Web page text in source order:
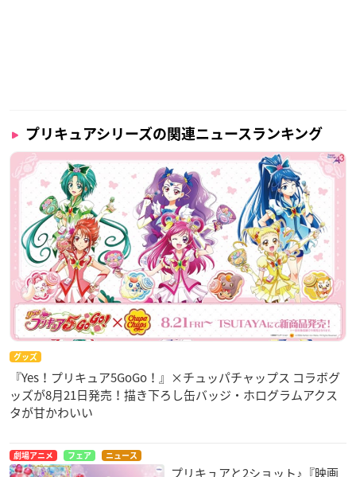
プリキュアシリーズの関連ニュースランキング
グッズ
『Yes！プリキュア5GoGo！』×チュッパチャップス コラボグ
ッズが8月21日発売！描き下ろし缶バッジ・ホログラムアクス
タが甘かわいい
劇場アニメ フェア ニュース
プリキュアと2ショット♪『映画